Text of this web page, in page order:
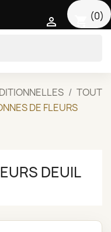
(0)

TOUT
DE FLEURS
DEUIL